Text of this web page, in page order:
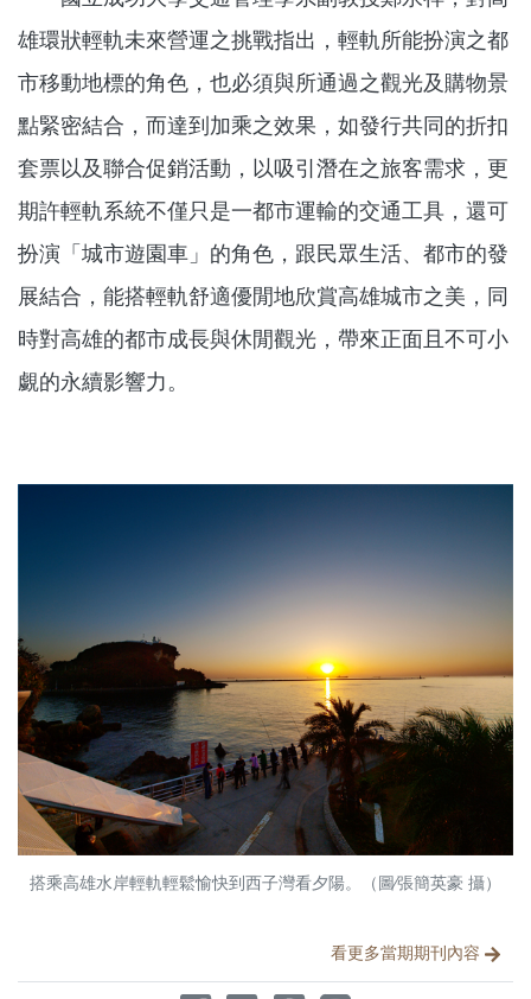
雄環狀輕軌未來營運之挑戰指出，輕軌所能扮演之都
市移動地標的角色，也必須與所通過之觀光及購物景
點緊密結合，而達到加乘之效果，如發行共同的折扣
套票以及聯合促銷活動，以吸引潛在之旅客需求，更
期許輕軌系統不僅只是一都市運輸的交通工具，還可
扮演「城市遊園車」的角色，跟民眾生活、都市的發
展結合，能搭輕軌舒適優閒地欣賞高雄城市之美，同
時對高雄的都市成長與休閒觀光，帶來正面且不可小
覷的永續影響力。
搭乘高雄水岸輕軌輕鬆愉快到西子灣看夕陽。（圖∕張簡英豪 攝）
看更多當期期刊內容
分享文章